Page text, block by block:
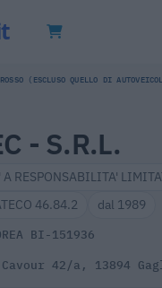
(ESCLUSO QUELLO DI
- S.R.L.
A RESPONSABILITA'
46.84.2 dal 1989
REA BI-151936
42/a, 13894